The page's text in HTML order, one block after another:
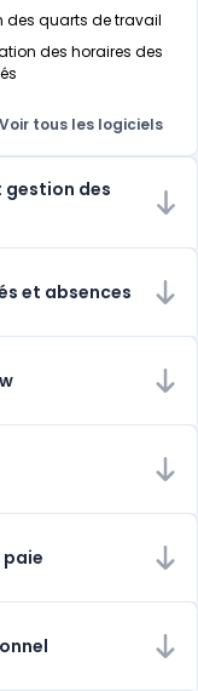
des quarts de travail
des horaires des
Voir tous les logiciels
gestion des
et absences
paie